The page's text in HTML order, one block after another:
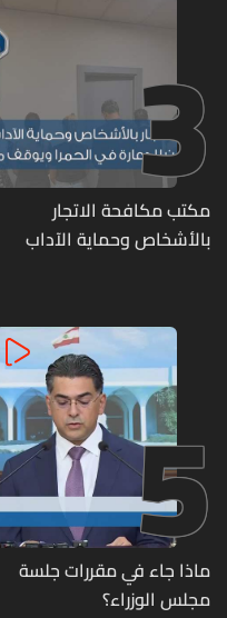
3
مكتب مكافحة الاتجار
بالأشخاص وحماية الآداب
متورطين
5
ماذا جاء في مقررات جلسة
مجلس الوزراء؟